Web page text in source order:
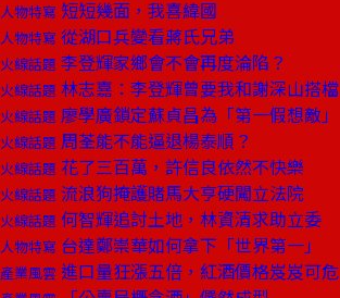
人物特寫 短短幾面，我喜緯國
人物特寫 從湖口兵變看蔣氏兄弟
火線話題 李登輝家鄉會不會再度淪陷？
火線話題 林志嘉：李登輝曾要我和謝深山搭檔
火線話題 廖學廣鎖定蘇貞昌為「第一假想敵」
火線話題 周荃能不能逼退楊泰順？
火線話題 花了三百萬，許信良依然不快樂
火線話題 流浪狗掩護賭馬大亨硬闖立法院
火線話題 何智輝追討土地，林資清求助立委
人物特寫 台達鄭崇華如何拿下「世界第一」
產業風雲 進口量狂漲五倍，紅酒價格岌岌可危